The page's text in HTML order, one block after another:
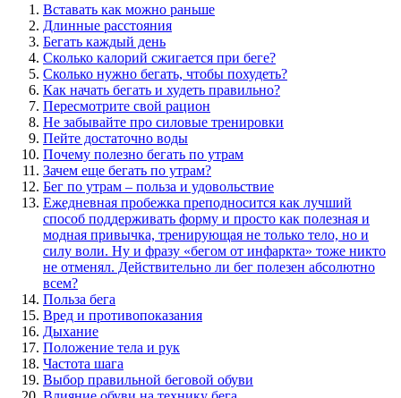
Вставать как можно раньше
Длинные расстояния
Бегать каждый день
Сколько калорий сжигается при беге?
Сколько нужно бегать, чтобы похудеть?
Как начать бегать и худеть правильно?
Пересмотрите свой рацион
Не забывайте про силовые тренировки
Пейте достаточно воды
Почему полезно бегать по утрам
Зачем еще бегать по утрам?
Бег по утрам – польза и удовольствие
Ежедневная пробежка преподносится как лучший
способ поддерживать форму и просто как полезная и
модная привычка, тренирующая не только тело, но и
силу воли. Ну и фразу «бегом от инфаркта» тоже никто
не отменял. Действительно ли бег полезен абсолютно
всем?
Польза бега
Вред и противопоказания
Дыхание
Положение тела и рук
Частота шага
Выбор правильной беговой обуви